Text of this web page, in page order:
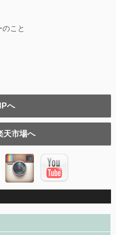
のこと
へ
天市場へ